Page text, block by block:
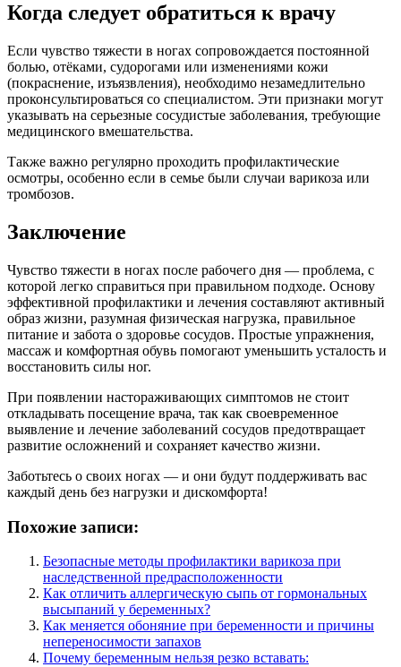
Когда следует обратиться к врачу
Если чувство тяжести в ногах сопровождается постоянной
болью, отёками, судорогами или изменениями кожи
(покраснение, изъязвления), необходимо незамедлительно
проконсультироваться со специалистом. Эти признаки могут
указывать на серьезные сосудистые заболевания, требующие
медицинского вмешательства.
Также важно регулярно проходить профилактические
осмотры, особенно если в семье были случаи варикоза или
тромбозов.
Заключение
Чувство тяжести в ногах после рабочего дня — проблема, с
которой легко справиться при правильном подходе. Основу
эффективной профилактики и лечения составляют активный
образ жизни, разумная физическая нагрузка, правильное
питание и забота о здоровье сосудов. Простые упражнения,
массаж и комфортная обувь помогают уменьшить усталость и
восстановить силы ног.
При появлении настораживающих симптомов не стоит
откладывать посещение врача, так как своевременное
выявление и лечение заболеваний сосудов предотвращает
развитие осложнений и сохраняет качество жизни.
Заботьтесь о своих ногах — и они будут поддерживать вас
каждый день без нагрузки и дискомфорта!
Похожие записи:
Безопасные методы профилактики варикоза при
наследственной предрасположенности
Как отличить аллергическую сыпь от гормональных
высыпаний у беременных?
Как меняется обоняние при беременности и причины
непереносимости запахов
Почему беременным нельзя резко вставать: